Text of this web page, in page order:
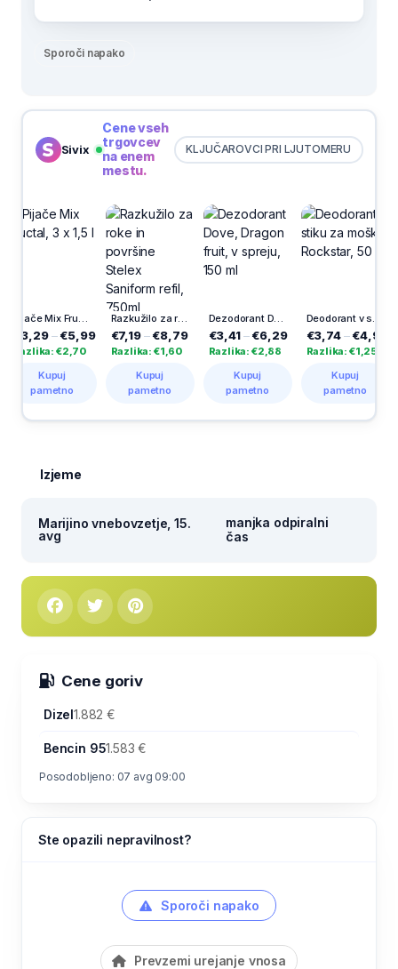
Sporoči napako
Sivix KLJUČAROVCI PRI LJUTOMERU
Cene vseh
trgovcev
na enem
mestu.
Pijače Mix Fructal, 3 x 1,5 l
–€5,99
€2,70
Kupuj
pametno
Razkužilo za roke in površine Stelex Saniform refil, 750ml
€7,19 –€8,79
Razlika: €1,60
Kupuj
pametno
Dezodorant Dove, Dragon fruit, v spreju, 150 ml
€3,41 –€6,29
Razlika: €2,88
Kupuj
pametno
Deodorant v stiku za moške Rockstar, 50 ml
€3,74 –€4,99
Razlika: €1,25
Kupuj
pametno
Izjeme
Marijino vnebovzetje, 15.
avg
manjka odpiralni
čas
Cene goriv
Dizel1.882 €
Bencin 951.583 €
Posodobljeno: 07 avg 09:00
Ste opazili nepravilnost?
Sporoči napako
Prevzemi urejanje vnosa